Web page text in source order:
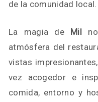
de la comunidad local.
La magia de Mil
atmósfera del
vistas
vez acogedor e
comida, entorno y